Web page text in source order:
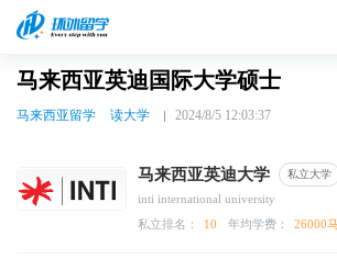
马来西亚英迪国际大学硕士
马来西亚留学 读大学 2024/8/5 12:03:37
马来西亚英迪大学 私立大学
inti international university
私立排名：
10 年均学费： 26000